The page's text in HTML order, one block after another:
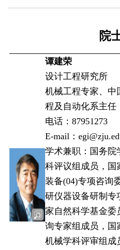
院
谭建荣
设计工程研究所
机械工程专家、中
程及自动化系主任
电话：87951273
E-mail：
学术兼职：国务院
科评议组成员，国
装备(04)专项咨询
研仪器设备研制专
家自然科学基金委
询专家组成员，国
机械学科评审组成